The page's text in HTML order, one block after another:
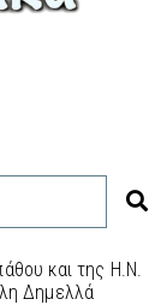
και της Η.Ν.
Δημελλά